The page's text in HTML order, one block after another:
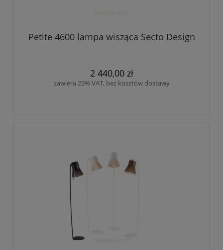
Petite 4600 lampa wisząca Secto Design
2 440,00 zł
zawiera 23% VAT, bez kosztów dostawy